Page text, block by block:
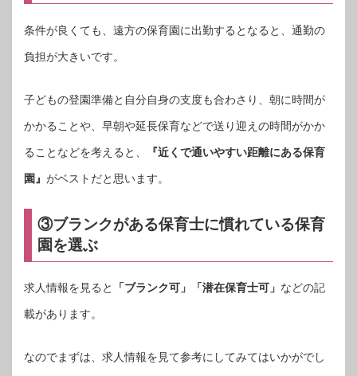
条件が良くても、遠方の保育園に出勤するとなると、通勤の
負担が大きいです。
子どもの登園準備と自分自身の支度も合わさり、朝に時間が
かかることや、早朝や延長保育などで送り迎えの時間がかか
ることなどを考えると、 『近くで通いやすい距離にある保育
園』 がベストだと思います。
③ブランクがある保育士に慣れている保育
園を選ぶ
求人情報を見ると 「ブランク可」「潜在保育士可」 などの記
載があります。
なのでまずは、求人情報を見て参考にしてみてはいかがでし